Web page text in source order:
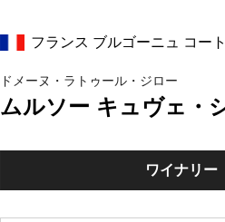
フランス ブルゴーニュ コー
ドメーヌ・ラトゥール・ジロー
ムルソー キュヴェ・
ワイナリー